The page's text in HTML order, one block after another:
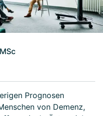
Prognosen
von Demenz,